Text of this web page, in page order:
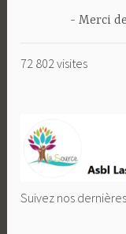
Merci
72 802 visites
Suivez nos